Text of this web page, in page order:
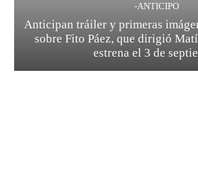
-ANTICIPO
Anticipan tráiler y primeras
sobre Fito Páez, que dirigió
estrena el 3 de